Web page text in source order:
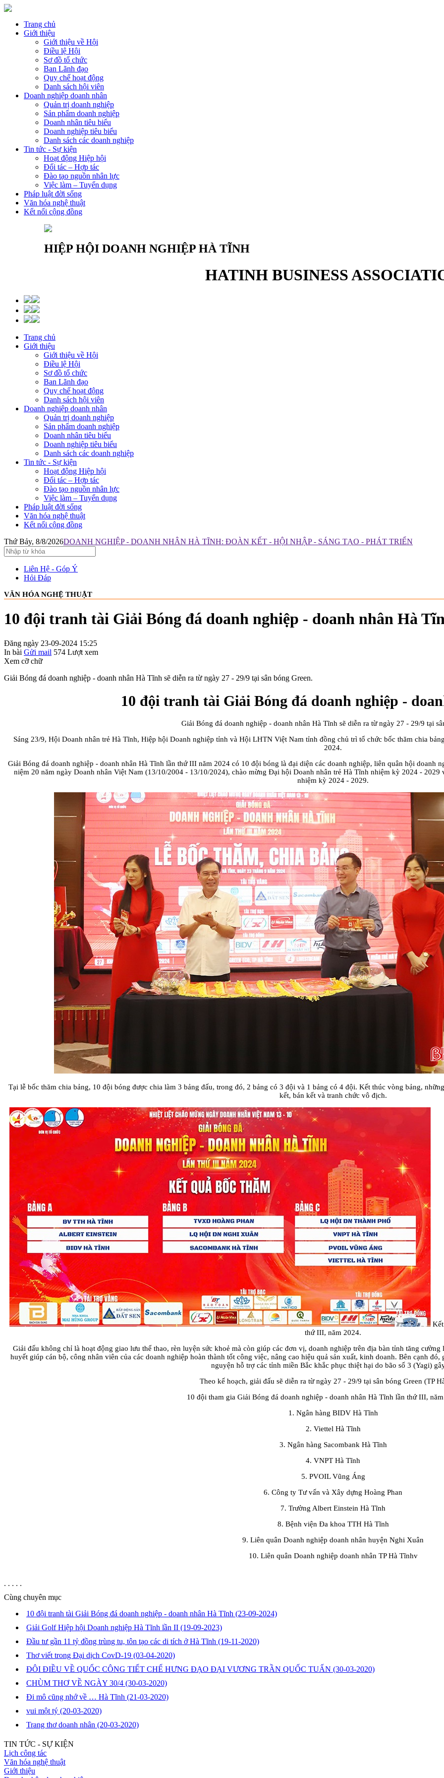
Trang chủ
Giới thiệu
Giới thiệu về Hội
Điều lệ Hội
Sơ đồ tổ chức
Ban Lãnh đạo
Quy chế hoạt động
Danh sách hội viên
Doanh nghiệp doanh nhân
Quản trị doanh nghiệp
Sản phẩm doanh nghiệp
Doanh nhân tiêu biểu
Doanh nghiệp tiêu biểu
Danh sách các doanh nghiệp
Tin tức - Sự kiện
Hoạt động Hiệp hội
Đối tác – Hợp tác
Đào tạo nguồn nhân lực
Việc làm – Tuyển dụng
Pháp luật đời sống
Văn hóa nghệ thuật
Kết nối cộng đồng
HIỆP HỘI DOANH NGHIỆP HÀ TĨNH
HATINH BUSINESS
Trang chủ
Giới thiệu
Giới thiệu về Hội
Điều lệ Hội
Sơ đồ tổ chức
Ban Lãnh đạo
Quy chế hoạt động
Danh sách hội viên
Doanh nghiệp doanh nhân
Quản trị doanh nghiệp
Sản phẩm doanh nghiệp
Doanh nhân tiêu biểu
Doanh nghiệp tiêu biểu
Danh sách các doanh nghiệp
Tin tức - Sự kiện
Hoạt động Hiệp hội
Đối tác – Hợp tác
Đào tạo nguồn nhân lực
Việc làm – Tuyển dụng
Pháp luật đời sống
Văn hóa nghệ thuật
Kết nối cộng đồng
Thứ Bảy, 8/8/2026DOANH NGHIỆP - DOANH NHÂN HÀ TĨNH: ĐOÀN KẾT - HỘI NHẬP - SÁNG TẠO - PHÁT TRIỂN
Liên Hệ - Góp Ý
Hỏi Đáp
VĂN HÓA NGHỆ THUẬT
10 đội tranh tài Giải Bóng đá doanh nghiệp - doanh nhân Hà
Đăng ngày 23-09-2024 15:25
In bài Gửi mail 574 Lượt xem
Xem cỡ chữ
Giải Bóng đá doanh nghiệp - doanh nhân Hà Tĩnh sẽ diễn ra từ ngày 27 - 29/9 tại sân bóng Green.
10 đội tranh tài Giải Bóng đá doanh nghiệp -
Giải Bóng đá doanh nghiệp - doanh nhân Hà Tĩnh sẽ diễn ra từ ngày 27 - 29/9 tại
Sáng 23/9, Hội Doanh nhân trẻ Hà Tĩnh, Hiệp hội Doanh nghiệp tỉnh và Hội LHTN Việt Nam tỉnh đồng chủ trì tổ chức bốc thăm chia
2024.
Giải Bóng đá doanh nghiệp - doanh nhân Hà Tĩnh lần thứ III năm 2024 có 10 đội bóng là đại diện các doanh nghiệp, liên quân hội doanh
niệm 20 năm ngày Doanh nhân Việt Nam (13/10/2004 - 13/10/2024), chào mừng Đại hội Doanh nhân trẻ Hà Tĩnh nhiệm kỳ 2024 -
nhiệm kỳ 2024 - 2029.
Tại lễ bốc thăm chia bảng, 10 đội bóng được chia làm 3 bảng đấu, trong đó, 2 bảng có 3 đội và 1 bảng có 4 đội. Kết thúc vòng bảng,
kết, bán kết và tranh chức vô địch.
Kết
thứ III, năm 2024.
Giải đấu không chỉ là hoạt động giao lưu thể thao, rèn luyện sức khoẻ mà còn giúp các đơn vị, doanh nghiệp trên địa bàn tỉnh tăng
huyết giúp cán bộ, công nhân viên của các doanh nghiệp hoàn thành tốt công việc, nâng cao hiệu quả sản xuất, kinh doanh. Bên cạnh
nguyện hỗ trợ các tỉnh miền Bắc khắc phục thiệt hại do bão số 3 (Yagi)
Theo kế hoạch, giải đấu sẽ diễn ra từ ngày 27 - 29/9 tại sân bóng Green (TP
10 đội tham gia Giải Bóng đá doanh nghiệp - doanh nhân Hà Tĩnh lần thứ III,
1. Ngân hàng BIDV Hà Tĩnh
2. Viettel Hà Tĩnh
3. Ngân hàng Sacombank Hà Tĩnh
4. VNPT Hà Tĩnh
5. PVOIL Vũng Áng
6. Công ty Tư vấn và Xây dựng Hoàng Phan
7. Trường Albert Einstein Hà Tĩnh
8. Bệnh viện Đa khoa TTH Hà Tĩnh
9. Liên quân Doanh nghiệp doanh nhân huyện Nghi Xuân
10. Liên quân Doanh nghiệp doanh nhân TP Hà Tĩnhv
. . . . .
Cùng chuyên mục
10 đội tranh tài Giải Bóng đá doanh nghiệp - doanh nhân Hà Tĩnh (23-09-2024)
Giải Golf Hiệp hội Doanh nghiệp Hà Tĩnh lần II (19-09-2023)
Đầu tư gần 11 tỷ đồng trùng tu, tôn tạo các di tích ở Hà Tĩnh (19-11-2020)
Thơ viết trong Đại dịch CovD-19 (03-04-2020)
ĐÔI ĐIỀU VỀ QUỐC CÔNG TIẾT CHẾ HƯNG ĐẠO ĐẠI VƯƠNG TRẦN QUỐC TUẤN (30-03-2020)
CHÙM THƠ VỀ NGÀY 30/4 (30-03-2020)
Đi mô cũng nhớ về … Hà Tĩnh (21-03-2020)
vui một tý (20-03-2020)
Trang thơ doanh nhân (20-03-2020)
TIN TỨC - SỰ KIỆN
Lịch công tác
Văn hóa nghệ thuật
Giới thiệu